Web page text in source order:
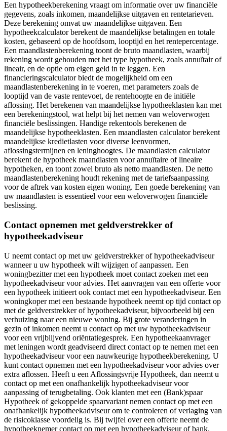
Een hypotheekberekening vraagt om informatie over uw financiële
gegevens, zoals inkomen, maandelijkse uitgaven en rentetarieven.
Deze berekening omvat uw maandelijkse uitgaven. Een
hypotheekcalculator berekent de maandelijkse betalingen en totale
kosten, gebaseerd op de hoofdsom, looptijd en het rentepercentage.
Een maandlastenberekening toont de bruto maandlasten, waarbij
rekening wordt gehouden met het type hypotheek, zoals annuïtair of
lineair, en de optie om eigen geld in te leggen. Een
financieringscalculator biedt de mogelijkheid om een
maandlastenberekening in te voeren, met parameters zoals de
looptijd van de vaste rentevoet, de rentehoogte en de initiële
aflossing. Het berekenen van maandelijkse hypotheeklasten kan met
een berekeningstool, wat helpt bij het nemen van weloverwogen
financiële beslissingen. Handige rekentools berekenen de
maandelijkse hypotheeklasten. Een maandlasten calculator berekent
maandelijkse kredietlasten voor diverse leenvormen,
aflossingstermijnen en leninghoogtes. De maandlasten calculator
berekent de hypotheek maandlasten voor annuïtaire of lineaire
hypotheken, en toont zowel bruto als netto maandlasten. De netto
maandlastenberekening houdt rekening met de tariefsaanpassing
voor de aftrek van kosten eigen woning. Een goede berekening van
uw maandlasten is essentieel voor een weloverwogen financiële
beslissing.
Contact opnemen met geldverstrekker of
hypotheekadviseur
U neemt contact op met uw geldverstrekker of hypotheekadviseur
wanneer u uw hypotheek wilt wijzigen of aanpassen. Een
woningbezitter met een hypotheek moet contact zoeken met een
hypotheekadviseur voor advies. Het aanvragen van een offerte voor
een hypotheek initieert ook contact met een hypotheekadviseur. Een
woningkoper met een bestaande hypotheek neemt op tijd contact op
met de geldverstrekker of hypotheekadviseur, bijvoorbeeld bij een
verhuizing naar een nieuwe woning. Bij grote veranderingen in
gezin of inkomen neemt u contact op met uw hypotheekadviseur
voor een vrijblijvend oriëntatiegesprek. Een hypotheekaanvrager
met leningen wordt geadviseerd direct contact op te nemen met een
hypotheekadviseur voor een nauwkeurige hypotheekberekening. U
kunt contact opnemen met een hypotheekadviseur voor advies over
extra aflossen. Heeft u een Aflossingsvrije Hypotheek, dan neemt u
contact op met een onafhankelijk hypotheekadviseur voor
aanpassing of terugbetaling. Ook klanten met een (Bank)spaar
Hypotheek of gekoppelde spaarvariant nemen contact op met een
onafhankelijk hypotheekadviseur om te controleren of verlaging van
de risicoklasse voordelig is. Bij twijfel over een offerte neemt de
hypotheeknemer contact op met een hypotheekadviseur of bank.